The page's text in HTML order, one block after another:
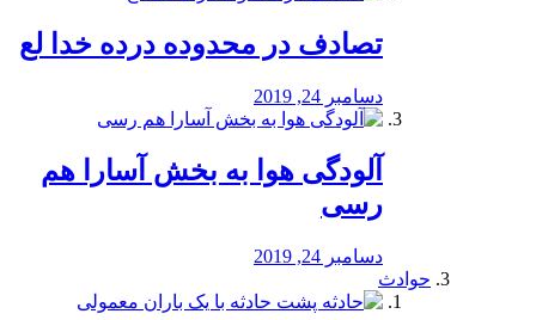
تصادف در محدوده درده خدا لع
دسامبر 24, 2019
آلودگی هوا به بخش آسارا هم
رسی
دسامبر 24, 2019
حوادث